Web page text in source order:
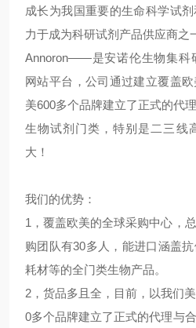
成长为我国重要的生命科学试
力于成为科研试剂产品供应商之
Annoron——是安诺伦生物集科
网站平台，公司通过建立覆盖
美600多个品牌建立了正式的代
生物试剂门类，特别是二三线
大！
我们的优势：
1，覆盖欧美的全球采购中心，
购团队有30多人，能进口涵盖
耗材等的全门类生物产品。
2，货品多且全，目前，以我们
0多个品牌建立了正式的代理与